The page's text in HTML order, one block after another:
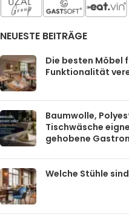
NEUESTE BEITRÄGE
Die besten Möbel
Funktionalität
Baumwolle,
Tischwäsche
gehobene
Welche Stühle